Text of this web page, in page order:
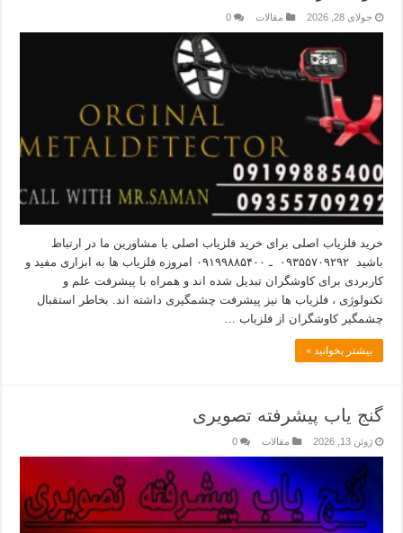
جولای 28, 2026 مقالات 0
خرید فلزیاب اصلی برای خرید فلزیاب اصلی با مشاورین ما در ارتباط
باشید ۰۹۳۵۵۷۰۹۲۹۲ ـ ۰۹۱۹۹۸۸۵۴۰۰ امروزه فلزیاب ها به ابزاری مفید و
کاربردی برای کاوشگران تبدیل شده اند و همراه با پیشرفت علم و
تکنولوژی ، فلزیاب ها نیز پیشرفت چشمگیری داشته اند. بخاطر استقبال
چشمگیر کاوشگران از فلزیاب …
بیشتر بخوانید »
گنج یاب پیشرفته تصویری
ژوئن 13, 2026 مقالات 0